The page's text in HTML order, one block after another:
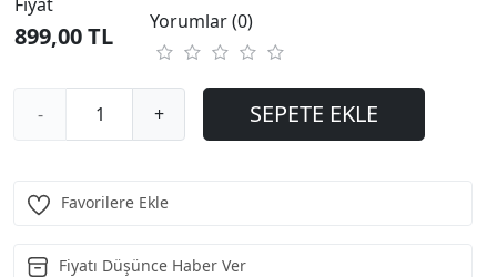
899,00 TL Yorumlar (0)
- + SEPETE EKLE
Favorilere Ekle
Fiyatı Düşünce Haber Ver